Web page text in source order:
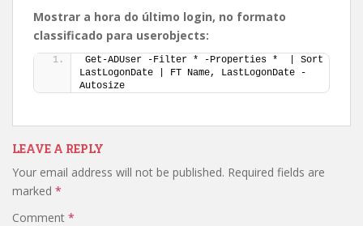
Mostrar a hora do último login, no formato
classificado para userobjects:
Get-ADUser -Filter * -Properties *  | Sort
LastLogonDate | FT Name, LastLogonDate -
Autosize
LEAVE A REPLY
Your email address will not be published. Required fields are
marked *
Comment *